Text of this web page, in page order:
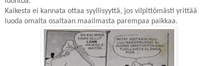
Kaikesta ei kannata ottaa syyllisyyttä, jos vilpittömästi yrittää
luoda omalta osaltaan maailmasta parempaa paikkaa.